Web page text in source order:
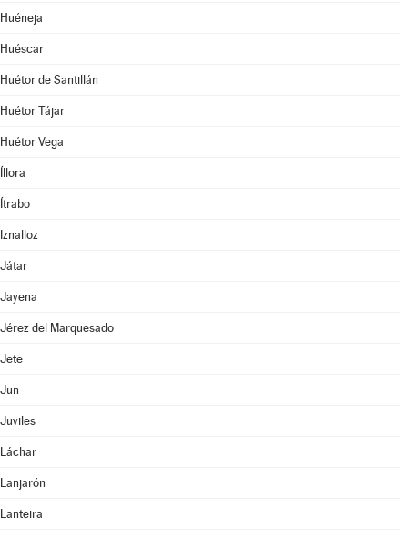
Huéneja
Huéscar
Huétor de Santillán
Huétor Tájar
Huétor Vega
Íllora
Ítrabo
Iznalloz
Játar
Jayena
Jérez del Marquesado
Jete
Jun
Juviles
Láchar
Lanjarón
Lanteira